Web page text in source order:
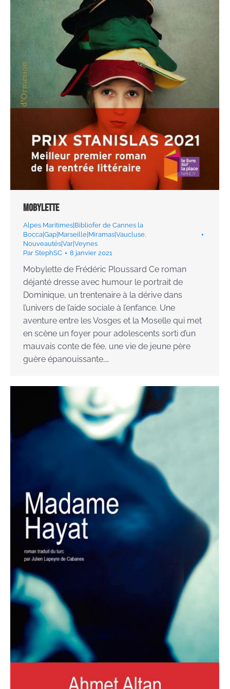
Mobylette
Alpes Maritimes|Bibliofer de Cannes la
Bocca|Gap|Marseille|Miramas|Vaucluse,
Nouveautés|Var|Veynes
Par StephSC 8 janvier 2021
Mobylette de Frédéric Ploussard Ce roman
déjanté dresse avec humour le portrait de
Dominique, un trentenaire à la dérive dans
l’univers de l’aide sociale à l’enfance. Une
aventure entre les Vosges et la Moselle qui met
en scène un foyer pour adolescents sorti d’un
mauvais conte de fée, une vie de jeune père
guère épanouissante,…